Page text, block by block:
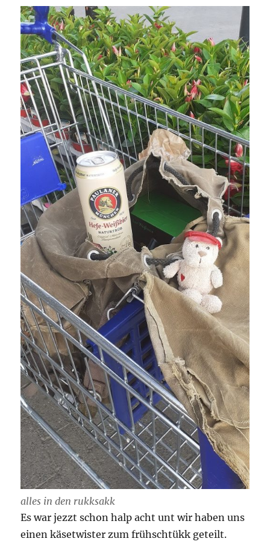
alles in den rukksakk
Es war jezzt schon halp acht unt wir haben uns
einen käsetwister zum frühschtükk geteilt.